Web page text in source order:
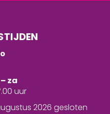
za
uur
2026 gesloten